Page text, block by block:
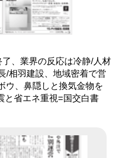
、業界の反応は冷静/人材
/相羽建設、地域密着で営
ウ、鼻隠しと換気金物を
と省エネ重視=国交白書